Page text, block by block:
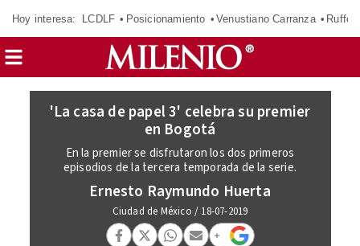
Hoy interesa: LCDLF Posicionamiento Venustiano Carranza Ruffo
'La casa de papel 3' celebra su premier
en Bogotá
En la premier se disfrutaron los dos primeros
episodios de la tercera temporada de la serie.
Ernesto Raymundo Huerta
Ciudad de México / 18-07-2019